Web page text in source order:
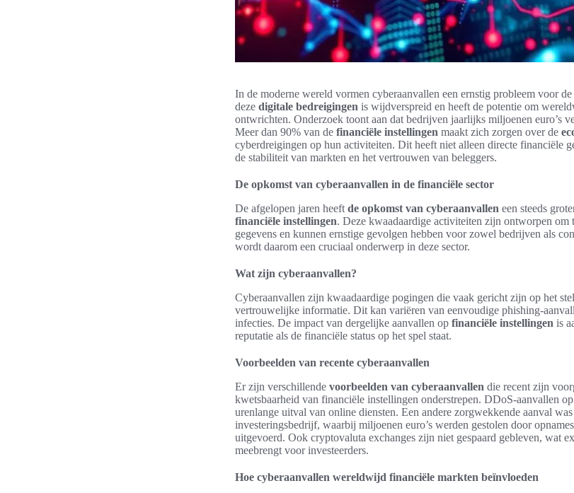
In de moderne wereld vormen cyberaanvallen een ernstig probleem voor
deze digitale bedreigingen is wijdverspreid en heeft de potentie om
ontwrichten. Onderzoek toont aan dat bedrijven jaarlijks miljoenen euro’s
Meer dan 90% van de financiële instellingen maakt zich zorgen over de
cyberdreigingen op hun activiteiten. Dit heeft niet alleen directe financiële
de stabiliteit van markten en het vertrouwen van beleggers.
De opkomst van cyberaanvallen in de financiële sector
De afgelopen jaren heeft de opkomst van cyberaanvallen een steeds
financiële instellingen. Deze kwaadaardige activiteiten zijn ontworpen om
gegevens en kunnen ernstige gevolgen hebben voor zowel bedrijven als
wordt daarom een cruciaal onderwerp in deze sector.
Wat zijn cyberaanvallen?
Cyberaanvallen zijn kwaadaardige pogingen die vaak gericht zijn op het
vertrouwelijke informatie. Dit kan variëren van eenvoudige phishing-
infecties. De impact van dergelijke aanvallen op financiële instellingen is
reputatie als de financiële status op het spel staat.
Voorbeelden van recente cyberaanvallen
Er zijn verschillende voorbeelden van cyberaanvallen die recent zijn
kwetsbaarheid van financiële instellingen onderstrepen. DDoS-aanvallen
urenlange uitval van online diensten. Een andere zorgwekkende aanval
investeringsbedrijf, waarbij miljoenen euro’s werden gestolen door
uitgevoerd. Ook cryptovaluta exchanges zijn niet gespaard gebleven, wat
meebrengt voor investeerders.
Hoe cyberaanvallen wereldwijd financiële markten beïnvloeden